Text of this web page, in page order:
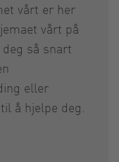
vårt er her
vårt på
så snart
eller
å hjelpe deg.